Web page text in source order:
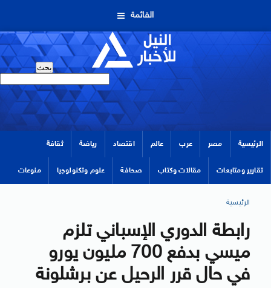
القائمة
الرئيسية مصر عرب عالم اقتصاد رياضة ثقافة
تقارير ومتابعات مقالات وكتاب صحافة علوم وتكنولوجيا منوعات
الرئيسية
رابطة الدوري الإسباني تلزم
ميسي بدفع 700 مليون يورو
في حال قرر الرحيل عن برشلونة